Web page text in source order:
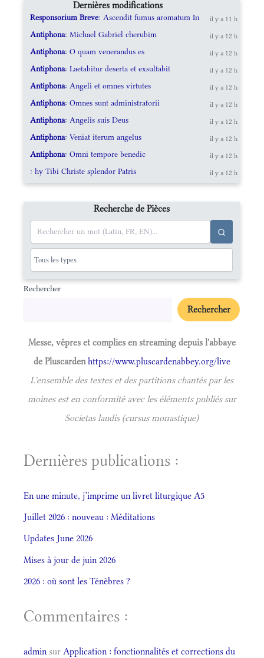
Dernières modifications
Responsorium Breve: Ascendit fumus aromatum In il y a 11 h
Antiphona: Michael Gabriel cherubim il y a 12 h
Antiphona: O quam venerandus es il y a 12 h
Antiphona: Laetabitur deserta et exsultabit il y a 12 h
Antiphona: Angeli et omnes virtutes il y a 12 h
Antiphona: Omnes sunt administratorii il y a 12 h
Antiphona: Angelis suis Deus il y a 12 h
Antiphona: Veniat iterum angelus il y a 12 h
Antiphona: Omni tempore benedic il y a 12 h
: hy Tibi Christe splendor Patris il y a 12 h
Recherche de Pièces
Rechercher
Rechercher
Messe, vêpres et complies en streaming depuis l'abbaye
de Pluscardenhttps://www.pluscardenabbey.org/live
L'ensemble des textes et des partitions chantés par les
moines est en conformité avec les éléments publiés sur
Societas laudis (cursus monastique)
Dernières publications :
En une minute, j’imprime un livret liturgique A5
Juillet 2026 : nouveau : Méditations
Updates June 2026
Mises à jour de juin 2026
2026 : où sont les Ténèbres ?
Commentaires :
admin sur Application : fonctionnalités et corrections du